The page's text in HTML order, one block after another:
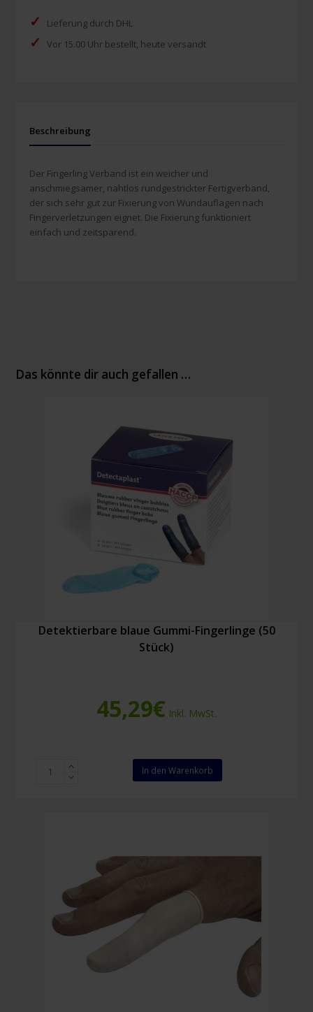
✓ Lieferung durch DHL
✓ Vor 15.00 Uhr bestellt, heute versandt
Beschreibung
Der Fingerling Verband ist ein weicher und
anschmiegsamer, nahtlos rundgestrickter Fertigverband,
der sich sehr gut zur Fixierung von Wundauflagen nach
Fingerverletzungen eignet. Die Fixierung funktioniert
einfach und zeitsparend.
Das könnte dir auch gefallen …
Detektierbare blaue Gummi-Fingerlinge (50
Stück)
45,29€ Inkl. MwSt.
Detektierbare
In den Warenkorb